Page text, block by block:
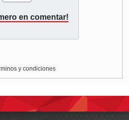
en comentar!
y condiciones